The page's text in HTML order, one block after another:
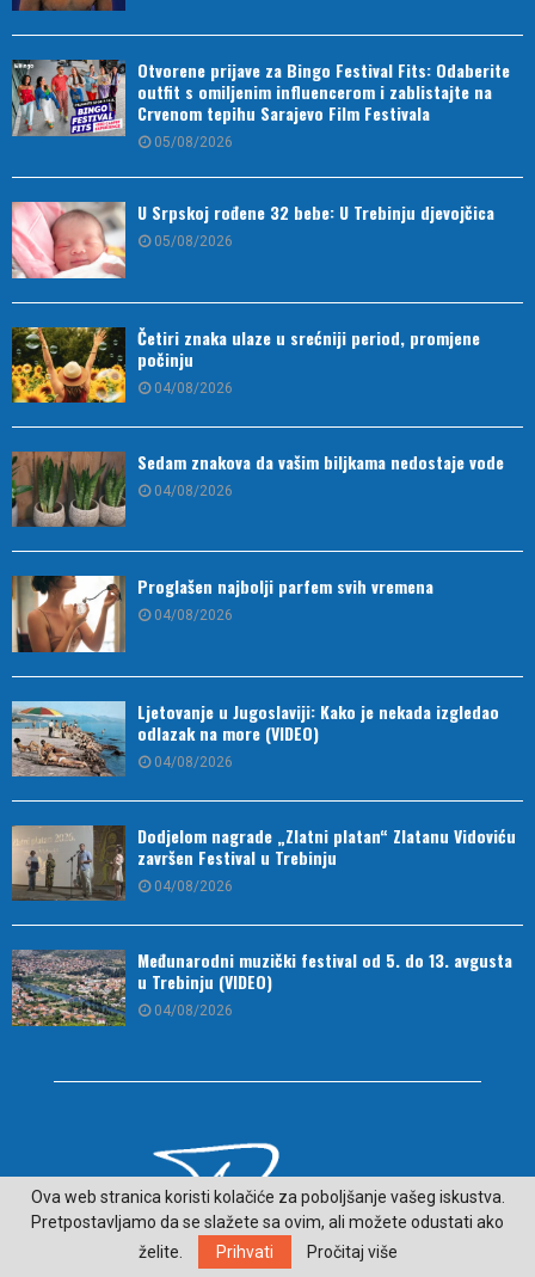
Otvorene prijave za Bingo Festival Fits: Odaberite
outfit s omiljenim influencerom i zablistajte na
Crvenom tepihu Sarajevo Film Festivala
05/08/2026
U Srpskoj rođene 32 bebe: U Trebinju djevojčica
05/08/2026
Četiri znaka ulaze u srećniji period, promjene
počinju
04/08/2026
Sedam znakova da vašim biljkama nedostaje vode
04/08/2026
Proglašen najbolji parfem svih vremena
04/08/2026
Ljetovanje u Jugoslaviji: Kako je nekada izgledao
odlazak na more (VIDEO)
04/08/2026
Dodjelom nagrade „Zlatni platan“ Zlatanu Vidoviću
završen Festival u Trebinju
04/08/2026
Međunarodni muzički festival od 5. do 13. avgusta
u Trebinju (VIDEO)
04/08/2026
Ova web stranica koristi kolačiće za poboljšanje vašeg iskustva.
Pretpostavljamo da se slažete sa ovim, ali možete odustati ako
želite.
Prihvati Pročitaj više